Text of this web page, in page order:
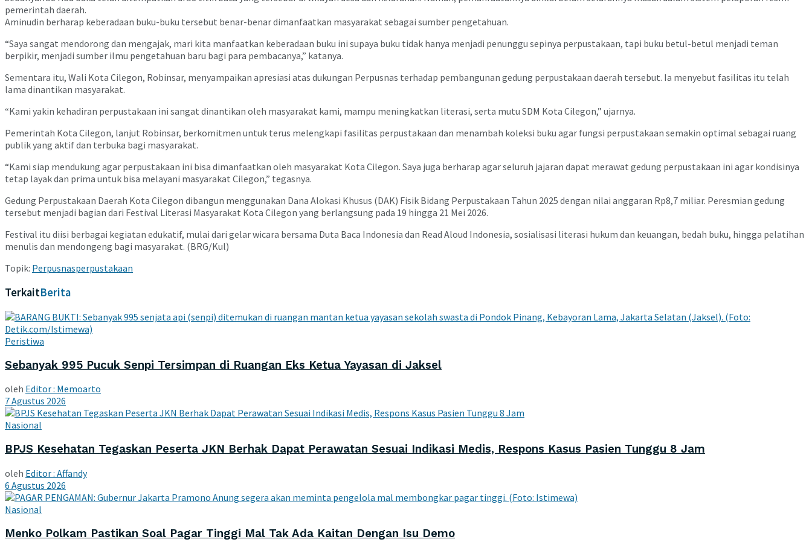
pemerintah daerah.
Aminudin berharap keberadaan buku-buku tersebut benar-benar dimanfaatkan masyarakat sebagai sumber pengetahuan.
“Saya sangat mendorong dan mengajak, mari kita manfaatkan keberadaan buku ini supaya buku tidak hanya menjadi penunggu sepinya perpustakaan, tapi buku betul-betul menjadi teman
berpikir, menjadi sumber ilmu pengetahuan baru bagi para pembacanya,” katanya.
Sementara itu, Wali Kota Cilegon, Robinsar, menyampaikan apresiasi atas dukungan Perpusnas terhadap pembangunan gedung perpustakaan daerah tersebut. Ia menyebut fasilitas itu telah
lama dinantikan masyarakat.
“Kami yakin kehadiran perpustakaan ini sangat dinantikan oleh masyarakat kami, mampu meningkatkan literasi, serta mutu SDM Kota Cilegon,” ujarnya.
Pemerintah Kota Cilegon, lanjut Robinsar, berkomitmen untuk terus melengkapi fasilitas perpustakaan dan menambah koleksi buku agar fungsi perpustakaan semakin optimal sebagai ruang
publik yang aktif dan terbuka bagi masyarakat.
“Kami siap mendukung agar perpustakaan ini bisa dimanfaatkan oleh masyarakat Kota Cilegon. Saya juga berharap agar seluruh jajaran dapat merawat gedung perpustakaan ini agar kondisinya
tetap layak dan prima untuk bisa melayani masyarakat Cilegon,” tegasnya.
Gedung Perpustakaan Daerah Kota Cilegon dibangun menggunakan Dana Alokasi Khusus (DAK) Fisik Bidang Perpustakaan Tahun 2025 dengan nilai anggaran Rp8,7 miliar. Peresmian gedung
tersebut menjadi bagian dari Festival Literasi Masyarakat Kota Cilegon yang berlangsung pada 19 hingga 21 Mei 2026.
Festival itu diisi berbagai kegiatan edukatif, mulai dari gelar wicara bersama Duta Baca Indonesia dan Read Aloud Indonesia, sosialisasi literasi hukum dan keuangan, bedah buku, hingga pelatihan
menulis dan mendongeng bagi masyarakat. (BRG/Kul)
Topik: Perpusnasperpustakaan
TerkaitBerita
Peristiwa
Sebanyak 995 Pucuk Senpi Tersimpan di Ruangan Eks Ketua Yayasan di Jaksel
oleh Editor : Memoarto
7 Agustus 2026
Nasional
BPJS Kesehatan Tegaskan Peserta JKN Berhak Dapat Perawatan Sesuai Indikasi Medis, Respons Kasus Pasien Tunggu 8 Jam
oleh Editor : Affandy
6 Agustus 2026
Nasional
Menko Polkam Pastikan Soal Pagar Tinggi Mal Tak Ada Kaitan Dengan Isu Demo